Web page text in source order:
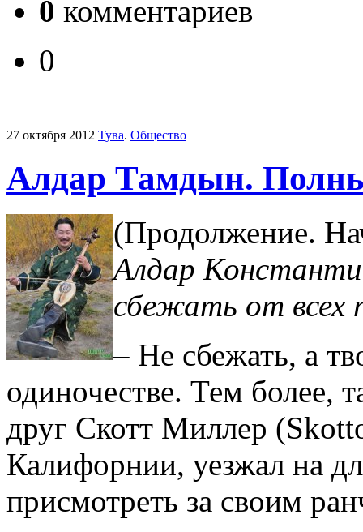
0 комментариев
0
27 октября 2012 Тува. Общество
Алдар Тамдын.
(Продолжение.
Алдар
сбежать от
– Не сбежать, а
одиночестве. Тем более,
друг Скотт Миллер
Калифорнии, уезжал на
присмотреть за своим